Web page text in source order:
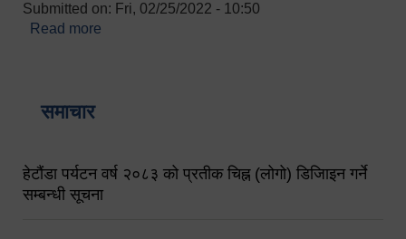
Submitted on: Fri, 02/25/2022 - 10:50
Read more
समाचार
हेटौंडा पर्यटन वर्ष २०८३ को प्रतीक चिह्न (लोगो) डिजिाइन गर्ने
सम्बन्धी सूचना